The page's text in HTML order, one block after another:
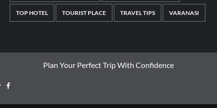
TOP HOTEL TOURIST PLACE TRAVEL TIPS VARANASI
Plan Your Perfect Trip With Confidence